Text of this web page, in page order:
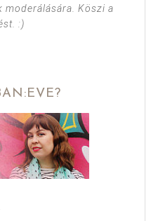
moderálására. Köszi a
:)